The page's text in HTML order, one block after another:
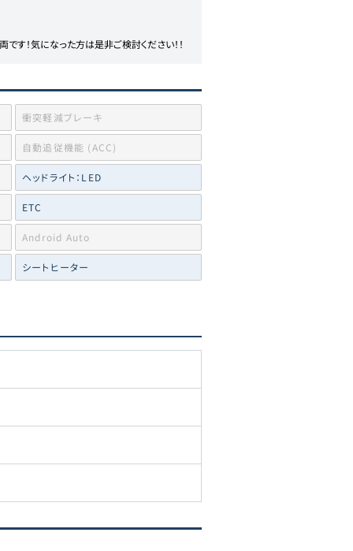
す！気になった方は是非ご検討ください！！
衝突軽減ブレーキ
自動追従機能 (ACC)
ヘッドライト：LED
ETC
Android Auto
シートヒーター